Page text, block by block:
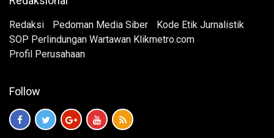
Redaksi Pedoman Media Siber
Kode Etik Jurnalistik
SOP Perlindungan Wartawan Klikmetro.com
Profil Perusahaan
Follow